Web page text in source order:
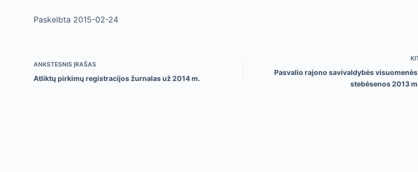
Paskelbta 2015-02-24
ANKSTESNISĮRAŠAS
Atliktų pirkimų registracijos žurnalas už 2014 m.
Pasvalio rajono savivaldybės
stebėsenos 2013